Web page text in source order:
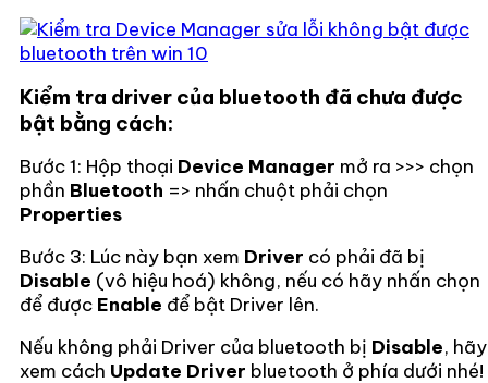
Kiểm tra driver của bluetooth đã chưa được
bật bằng cách:
Bước 1: Hộp thoại Device Manager mở ra >>> chọn
phần Bluetooth => nhấn chuột phải chọn
Properties
Bước 3: Lúc này bạn xem Driver có phải đã bị
Disable (vô hiệu hoá) không, nếu có hãy nhấn chọn
để được Enable để bật Driver lên.
Nếu không phải Driver của bluetooth bị Disable, hãy
xem cách Update Driver bluetooth ở phía dưới nhé!